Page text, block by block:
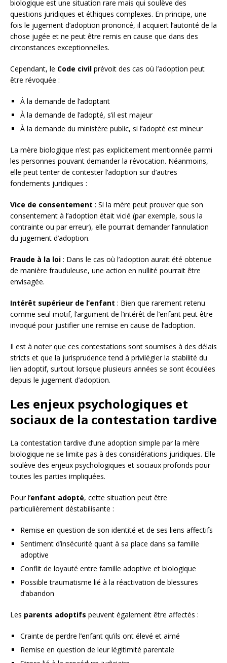
biologique est une situation rare mais qui soulève des
questions juridiques et éthiques complexes. En principe, une
fois le jugement d’adoption prononcé, il acquiert l’autorité de la
chose jugée et ne peut être remis en cause que dans des
circonstances exceptionnelles.
Cependant, le Code civil prévoit des cas où l’adoption peut
être révoquée :
À la demande de l’adoptant
À la demande de l’adopté, s’il est majeur
À la demande du ministère public, si l’adopté est mineur
La mère biologique n’est pas explicitement mentionnée parmi
les personnes pouvant demander la révocation. Néanmoins,
elle peut tenter de contester l’adoption sur d’autres
fondements juridiques :
Vice de consentement : Si la mère peut prouver que son
consentement à l’adoption était vicié (par exemple, sous la
contrainte ou par erreur), elle pourrait demander l’annulation
du jugement d’adoption.
Fraude à la loi : Dans le cas où l’adoption aurait été obtenue
de manière frauduleuse, une action en nullité pourrait être
envisagée.
Intérêt supérieur de l’enfant : Bien que rarement retenu
comme seul motif, l’argument de l’intérêt de l’enfant peut être
invoqué pour justifier une remise en cause de l’adoption.
Il est à noter que ces contestations sont soumises à des délais
stricts et que la jurisprudence tend à privilégier la stabilité du
lien adoptif, surtout lorsque plusieurs années se sont écoulées
depuis le jugement d’adoption.
Les enjeux psychologiques et
sociaux de la contestation tardive
La contestation tardive d’une adoption simple par la mère
biologique ne se limite pas à des considérations juridiques. Elle
soulève des enjeux psychologiques et sociaux profonds pour
toutes les parties impliquées.
Pour l’enfant adopté, cette situation peut être
particulièrement déstabilisante :
Remise en question de son identité et de ses liens affectifs
Sentiment d’insécurité quant à sa place dans sa famille
adoptive
Conflit de loyauté entre famille adoptive et biologique
Possible traumatisme lié à la réactivation de blessures
d’abandon
Les parents adoptifs peuvent également être affectés :
Crainte de perdre l’enfant qu’ils ont élevé et aimé
Remise en question de leur légitimité parentale